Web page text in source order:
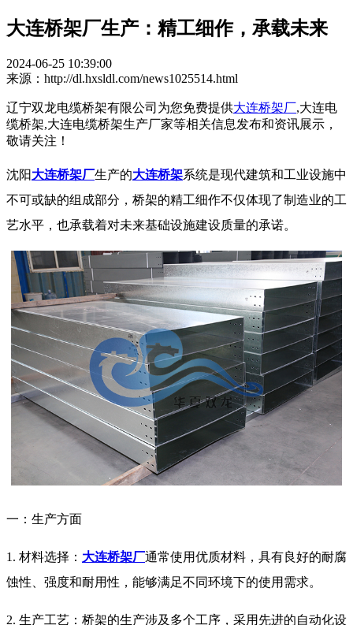
大连桥架厂生产：精工细作，承载未来
2024-06-25 10:39:00
来源：http://dl.hxsldl.com/news1025514.html
辽宁双龙电缆桥架有限公司为您免费提供大连桥架厂,大连电
缆桥架,大连电缆桥架生产厂家等相关信息发布和资讯展示，
敬请关注！
沈阳大连桥架厂生产的大连桥架系统是现代建筑和工业设施中
不可或缺的组成部分，桥架的精工细作不仅体现了制造业的工
艺水平，也承载着对未来基础设施建设质量的承诺。
一：生产方面
1. 材料选择： 大连桥架厂通常使用优质材料，具有良好的耐腐
蚀性、强度和耐用性，能够满足不同环境下的使用需求。
2. 生产工艺：桥架的生产涉及多个工序，采用先进的自动化设